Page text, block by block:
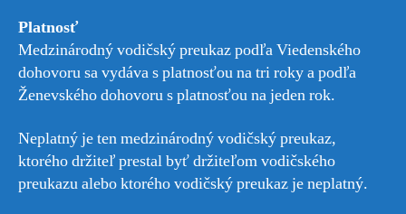
Platnosť
Medzinárodný vodičský preukaz podľa Viedenského
dohovoru sa vydáva s platnosťou na tri roky a podľa
Ženevského dohovoru s platnosťou na jeden rok.
Neplatný je ten medzinárodný vodičský preukaz,
ktorého držiteľ prestal byť držiteľom vodičského
preukazu alebo ktorého vodičský preukaz je neplatný.